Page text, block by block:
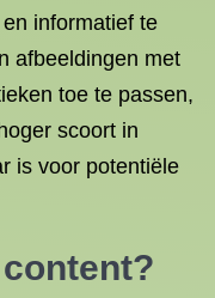
informatief te
afbeeldingen met
toe te passen,
scoort in
is voor potentiële